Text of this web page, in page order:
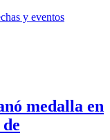
medalla en